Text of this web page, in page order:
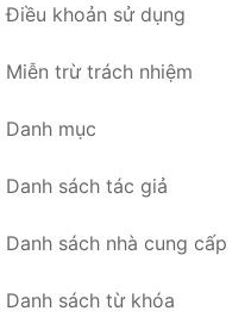
Điều khoản sử dụng
Miễn trừ trách nhiệm
Danh mục
Danh sách tác giả
Danh sách nhà cung cấp
Danh sách từ khóa